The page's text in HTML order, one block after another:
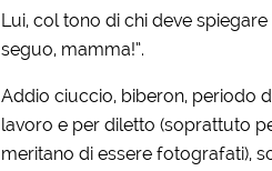
Lui, col tono di chi deve
seguo, mamma!”.
Addio ciuccio, biberon, periodo
lavoro e per diletto (soprattuto
meritano di essere fotografati),